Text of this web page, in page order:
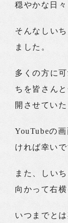
穏やかな日
そんなしい
ました。
多くの方に
ちを皆さん
開させていた
YouTubeの
ければ幸いで
また、しい
向かって右
いつまでと